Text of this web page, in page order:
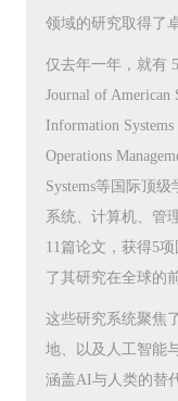
领域的研究取得了
仅去年一年，就有 5
Journal of American
Information
Operations
Systems等国际顶
系统、计算机、管
11篇论文，获得5
了其研究在全球的
这些研究系统聚焦
地、以及人工智能
涵盖AI与人类的替